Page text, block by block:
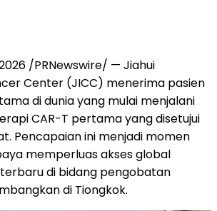
/PRNewswire/ — Jiahui
Center (JICC) menerima pasien
di dunia yang mulai menjalani
CAR-T pertama yang disetujui
Pencapaian ini menjadi momen
memperluas akses global
di bidang pengobatan
di Tiongkok.